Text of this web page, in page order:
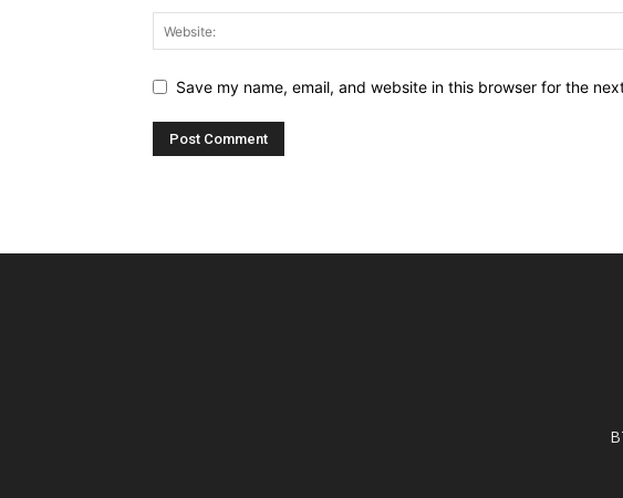
Save my name, email, and website in this browser for the